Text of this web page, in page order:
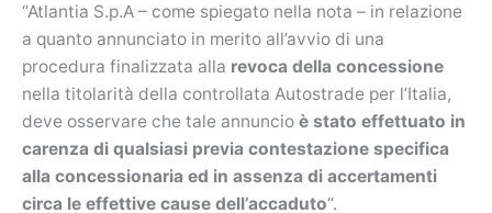
“Atlantia S.p.A – come spiegato nella nota – in relazione
a quanto annunciato in merito all’avvio di una
procedura finalizzata alla revoca della concessione
nella titolarità della controllata Autostrade per l’Italia,
deve osservare che tale annuncio è stato effettuato in
carenza di qualsiasi previa contestazione specifica
alla concessionaria ed in assenza di accertamenti
circa le effettive cause dell’accaduto“.